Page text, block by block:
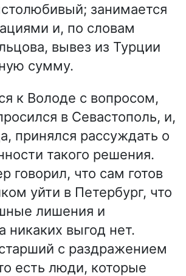
занимается
и, по словам
вывез из Турции
сумму.
к Володе с вопросом,
в Севастополь, и,
принялся рассуждать о
такого решения.
говорил, что сам готов
уйти в Петербург, что
лишения и
никаких выгод нет.
с раздражением
есть люди, которые